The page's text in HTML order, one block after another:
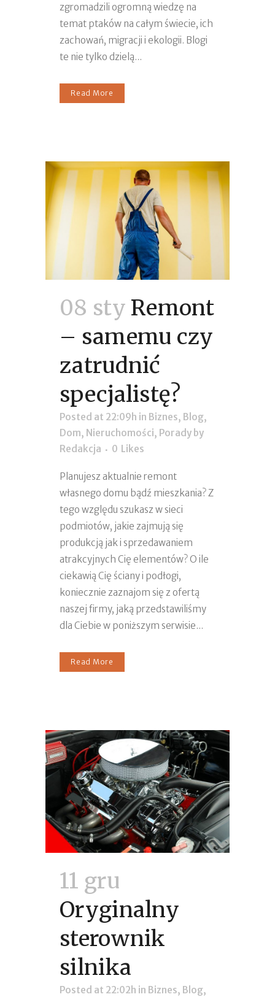
zgromadzili ogromną wiedzę na
temat ptaków na całym świecie, ich
zachowań, migracji i ekologii. Blogi
te nie tylko dzielą...
Read More
08 sty Remont
– samemu czy
zatrudnić
specjalistę?
Posted at 22:09h in Biznes, Blog,
Dom, Nieruchomości, Porady by
Redakcja
0 Likes
Planujesz aktualnie remont
własnego domu bądź mieszkania? Z
tego względu szukasz w sieci
podmiotów, jakie zajmują się
produkcją jak i sprzedawaniem
atrakcyjnych Cię elementów? O ile
ciekawią Cię ściany i podłogi,
koniecznie zaznajom się z ofertą
naszej firmy, jaką przedstawiliśmy
dla Ciebie w poniższym serwisie...
Read More
11 gru
Oryginalny
sterownik
silnika
Posted at 22:02h in Biznes, Blog,